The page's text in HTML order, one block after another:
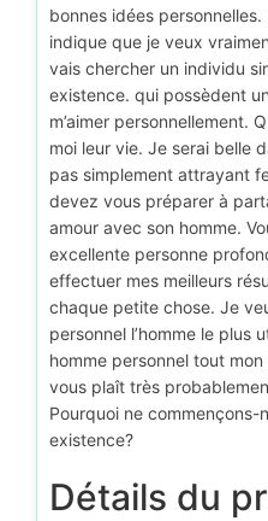
bonnes idées
indique que je veux
vais chercher un individu
existence. qui possèdent
m’aimer personnellement.
moi leur vie. Je serai belle
pas simplement attrayant
devez vous préparer à
amour avec son homme.
excellente personne
effectuer mes meilleurs
chaque petite chose. Je
personnel l’homme le plus
homme personnel tout mon
vous plaît très
Pourquoi ne commençons-
existence?
Détails du